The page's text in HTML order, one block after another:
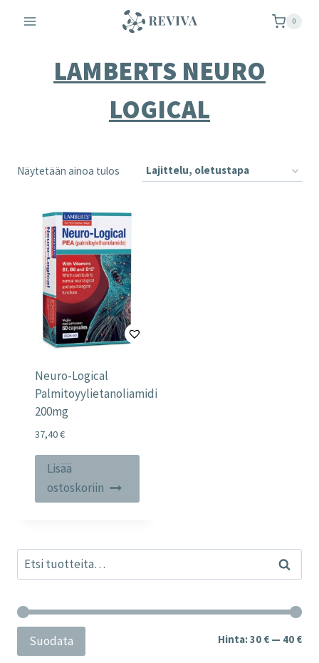
sisältöön
0
LAMBERTS NEURO
LOGICAL
Näytetään ainoa tulos
Neuro-Logical
Palmitoyylietanoliamidi
200mg
37,40€
Lisää
ostoskoriin
Etsi: Haku
Suodata Hinta:30 € — 40 €